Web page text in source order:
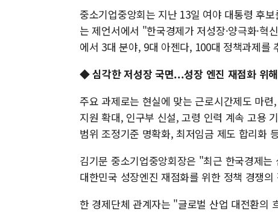
중소기업중앙회는 지난 13일 여야 대통령 후
는 제언서에서 "한국경제가 저성장·양극화·
에서 3대 분야, 9대 아젠다, 100대 정책과제를
◆ 심각한 저성장 국면...성장 엔진 재점화 위
주요 과제로는 현실에 맞는 근로시간제도 마
지원 확대, 인구부 신설, 고령 인력 계속 고용
범위 조정기준 명확화, 최저임금 제도 합리화
김기문 중소기업중앙회장은 "최근 한국경제
대한민국 성장엔진 재점화를 위한 정책 경쟁
한 경제단체 관계자는 "글로벌 산업 대전환의